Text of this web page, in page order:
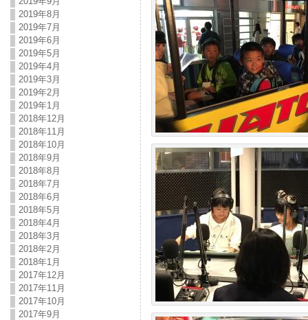
2019年8月
2019年7月
2019年6月
2019年5月
2019年4月
2019年3月
2019年2月
2019年1月
2018年12月
2018年11月
2018年10月
2018年9月
2018年8月
2018年7月
2018年6月
2018年5月
2018年4月
2018年3月
2018年2月
2018年1月
2017年12月
2017年11月
2017年10月
2017年9月